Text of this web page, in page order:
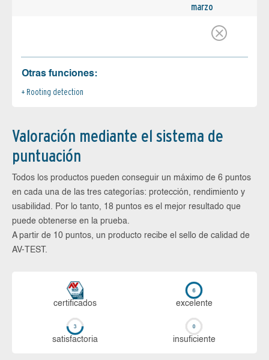
marzo
Otras funciones:
Rooting detection
Valoración mediante el sistema de
puntuación
Todos los productos pueden conseguir un máximo de 6 puntos
en cada una de las tres categorías: protección, rendimiento y
usabilidad. Por lo tanto, 18 puntos es el mejor resultado que
puede obtenerse en la prueba.
A partir de 10 puntos, un producto recibe el sello de calidad de
AV-TEST.
certi­ficados ex­ce­len­te
sa­tis­fac­to­ria in­su­fi­cien­te